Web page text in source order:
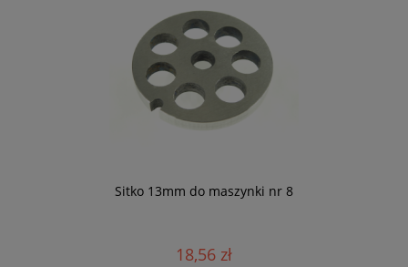
Sitko 13mm do maszynki nr 8
18,56 zł